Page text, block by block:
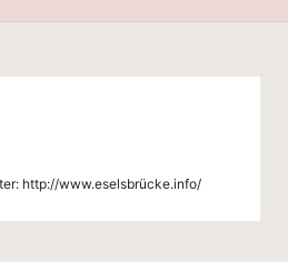
http://www.eselsbrücke.info/